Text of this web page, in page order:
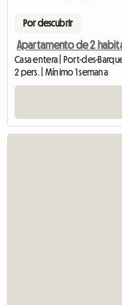
Por descubrir
Casa entera | Port-des-
2 pers. | Mínimo 1 semana